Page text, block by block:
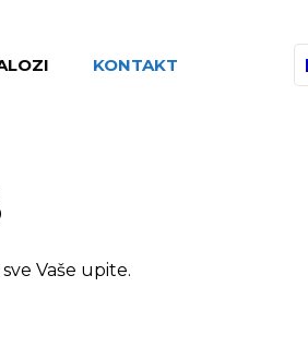
KONTAKT
Vaše upite.